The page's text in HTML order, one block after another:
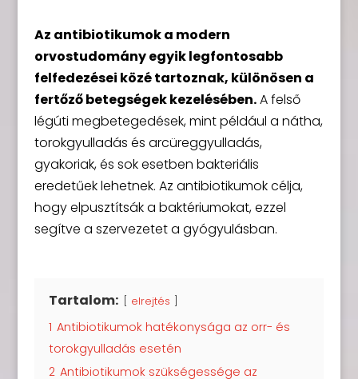
Az antibiotikumok a modern
orvostudomány egyik legfontosabb
felfedezései közé tartoznak, különösen a
fertőző betegségek kezelésében.A felső
légúti megbetegedések, mint például a nátha,
torokgyulladás és arcüreggyulladás,
gyakoriak, és sok esetben bakteriális
eredetűek lehetnek. Az antibiotikumok célja,
hogy elpusztítsák a baktériumokat, ezzel
segítve a szervezetet a gyógyulásban.
Tartalom: elrejtés
1 Antibiotikumok hatékonysága az orr- és
torokgyulladás esetén
2 Antibiotikumok szükségessége az